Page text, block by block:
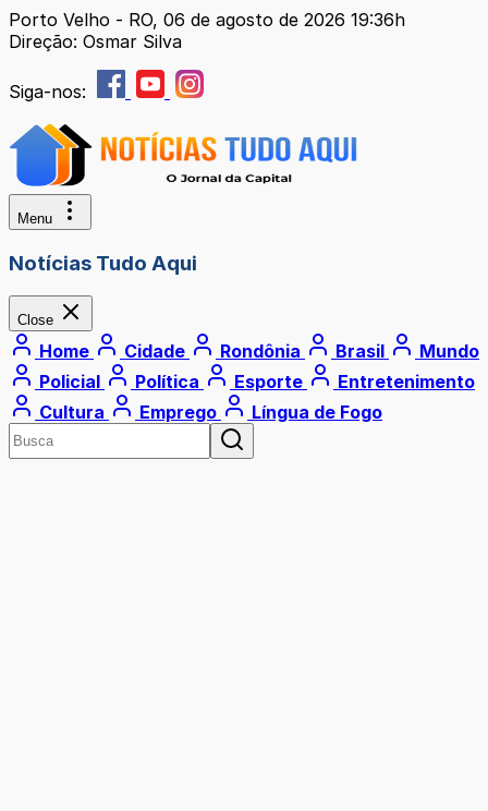
Porto Velho - RO, 06 de agosto de 2026 19:36h
Direção: Osmar Silva
Siga-nos:
Menu
Notícias Tudo Aqui
Close
Home Cidade Rondônia Brasil
Mundo
Policial
Política Esporte
Entretenimento
Cultura
Emprego Língua de Fogo